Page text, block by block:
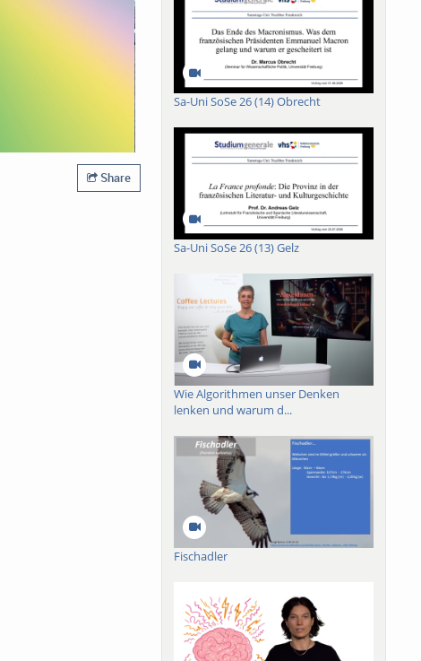
Share
Sa-Uni SoSe 26 (14) Obrecht
Sa-Uni SoSe 26 (13) Gelz
Wie Algorithmen unser Denken
lenken und warum d...
Fischadler